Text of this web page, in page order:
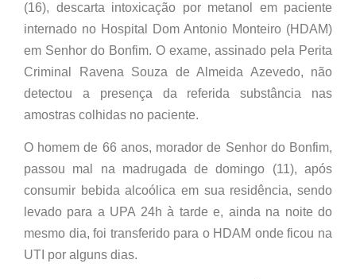
(16), descarta intoxicação por metanol em paciente
internado no Hospital Dom Antonio Monteiro (HDAM)
em Senhor do Bonfim. O exame, assinado pela Perita
Criminal Ravena Souza de Almeida Azevedo, não
detectou a presença da referida substância nas
amostras colhidas no paciente.
O homem de 66 anos, morador de Senhor do Bonfim,
passou mal na madrugada de domingo (11), após
consumir bebida alcoólica em sua residência, sendo
levado para a UPA 24h à tarde e, ainda na noite do
mesmo dia, foi transferido para o HDAM onde ficou na
UTI por alguns dias.